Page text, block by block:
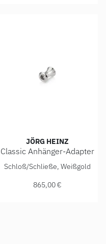
Ref: 4003.0-10 750 2
JÖRG HEINZ
Classic Anhänger-Adapter
Jörg Heinz Classic
Schloß/Schließe, Weißgold
865,00 €